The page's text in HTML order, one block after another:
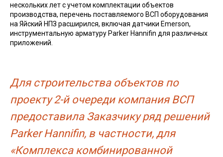
нескольких лет с учетом комплектации объектов
производства, перечень поставляемого ВСП оборудования
на Яйский НПЗ расширился, включая датчики Emerson,
инструментальную арматуру Parker Hannifin для различных
приложений.
Для строительства объектов по
проекту 2-й очереди компания ВСП
предоставила Заказчику ряд решений
Parker Hannifin, в частности, для
«Комплекса комбинированной